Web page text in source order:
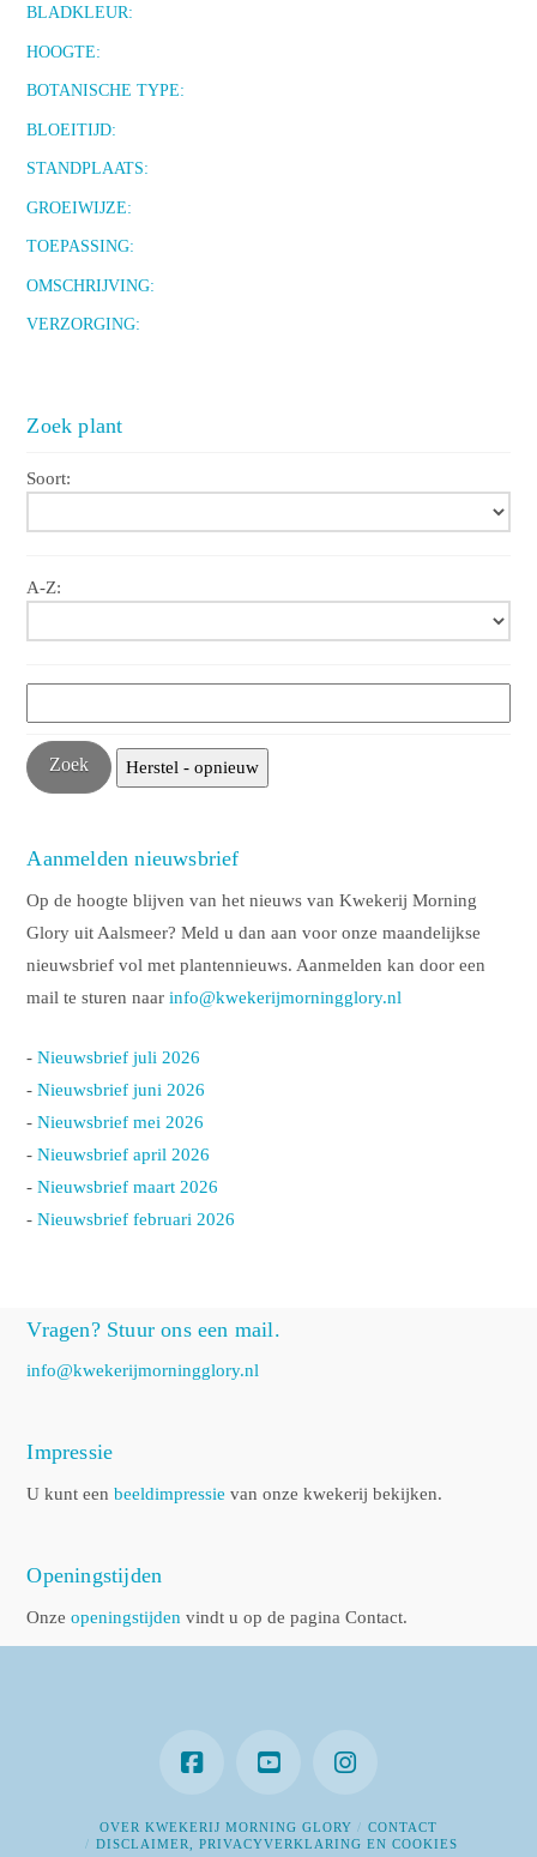
BLADKLEUR:
HOOGTE:
BOTANISCHE TYPE:
BLOEITIJD:
STANDPLAATS:
GROEIWIJZE:
TOEPASSING:
OMSCHRIJVING:
VERZORGING:
Zoek plant
Soort:
A-Z:
Aanmelden nieuwsbrief
Op de hoogte blijven van het nieuws van Kwekerij Morning
Glory uit Aalsmeer? Meld u dan aan voor onze maandelijkse
nieuwsbrief vol met plantennieuws. Aanmelden kan door een
mail te sturen naarinfo@kwekerijmorningglory.nl
-Nieuwsbrief juli 2026
-Nieuwsbrief juni 2026
-Nieuwsbrief mei 2026
-Nieuwsbrief april 2026
-Nieuwsbrief maart 2026
-Nieuwsbrief februari 2026
Vragen? Stuur ons een mail.
info@kwekerijmorningglory.nl
Impressie
U kunt eenbeeldimpressie van onze kwekerij bekijken.
Openingstijden
Onzeopeningstijden vindt u op de pagina Contact.
OVER KWEKERIJ MORNING GLORY
CONTACT
DISCLAIMER, PRIVACYVERKLARING EN COOKIES